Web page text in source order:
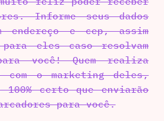
Informe seus dados
endereço e cep, assim
eles caso resolvam
você! Quem realiza
com o marketing deles,
100% certo que enviarão
para você.